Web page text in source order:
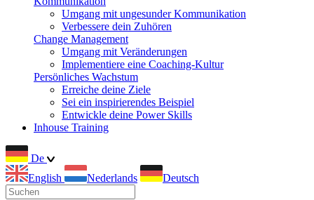
Umgang mit ungesunder Kommunikation
Verbessere dein Zuhören
Change Management
Umgang mit Veränderungen
Implementiere eine Coaching-Kultur
Persönliches Wachstum
Erreiche deine Ziele
Sei ein inspirierendes Beispiel
Entwickle deine Power Skills
Inhouse Training
De
English
Nederlands Deutsch